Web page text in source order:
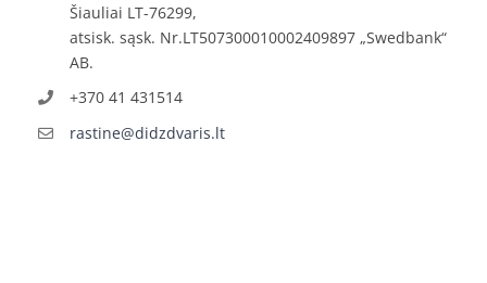
Šiauliai LT-76299,
atsisk. sąsk. Nr.LT507300010002409897 „Swedbank“
AB.
+370 41 431514
rastine@didzdvaris.lt